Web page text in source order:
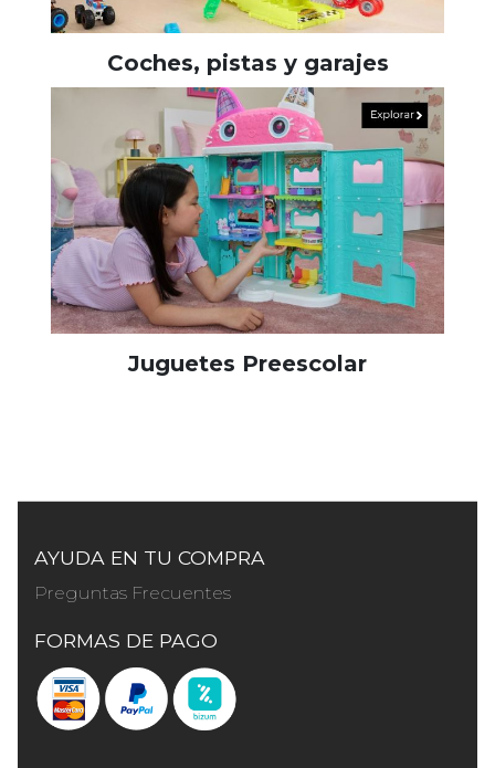
Coches, pistas y garajes
Juguetes Preescolar
AYUDA EN TU COMPRA
Preguntas Frecuentes
FORMAS DE PAGO